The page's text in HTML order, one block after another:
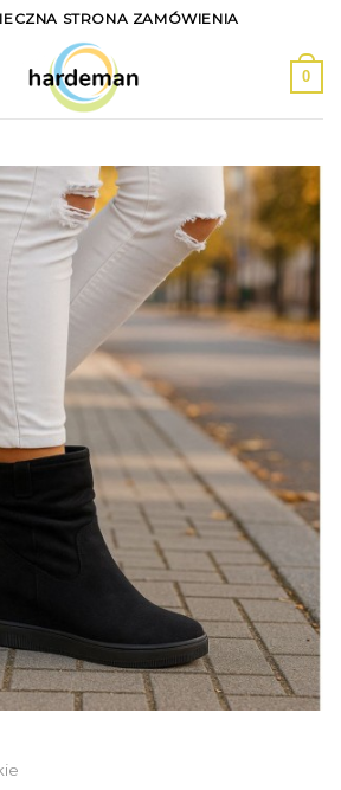
STRONA ZAMÓWIENIA
0